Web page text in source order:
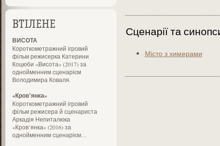
ВТІЛЕНЕ
ВИСОТА
Короткометражний ігровий
фільм режисерка Катерини
Коцюби «Висота» (2017) за
однойменним сценарієм
Володимира Коваля.
«Кров’янка»
Короткометражний ігровий
фільм режисера й сценариста
Аркадія Непиталюка
«Кров’янка» (2016) за
однойменним сценарієм…
Сценарії та
Місто з химерами